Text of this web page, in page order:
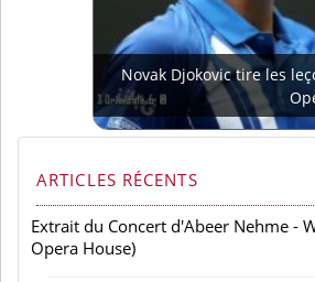
Novak Djokovic tire les
ARTICLES RÉCENTS
Extrait du Concert d'Abeer Nehme -
Opera House)